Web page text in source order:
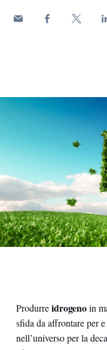
Immagine ispirazionale
Produrreidrogenoin
sfida da affrontare per
nell’universo per la